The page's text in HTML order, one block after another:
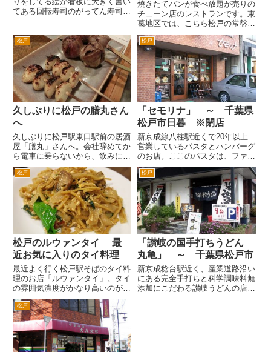
てある回転寿司のがってん寿司。
しては、銚子丸やまぐろ庭みたい
に価格に幅を持たせ絵皿によって
価格を数段階に分けています。...
焼きたてパンが食べ放題が売りの
チェーン店のレストランです。東
葛地区では、こちら松戸の常盤平
店がはじめてじゃないかとおもい
ます。 出来た頃は、すごく混雑
しました。外に行列が出てしまっ
たくらいかと記憶してます。あれ
から何年もたち少しは落ち着い
た...
松戸
久しぶりに松戸の膳丸さん
へ
久しぶりに松戸駅東口駅前の居酒
屋「膳丸」さんへ。会社辞めてか
ら電車に乗らないから、飲みに行
かない。 でもたまには、生存確
認ができないから膳丸さんには顔
をだしとかないと。 お、混んで
いる！年末だし、よいことだ。カ
ウンター席へ。まずは、煮込
み。...
松戸
「セモリナ」 ～ 千葉県
松戸市日暮 ※閉店
新京成線八柱駅近くで20年以上
営業しているパスタとハンバーグ
のお店。ここのパスタは、ファン
の方が結構いらっしゃり、地元の
常連さんが通うお店です。 場所
は、新京成線新八柱駅、武蔵野線
新八柱駅前のロータリーから前の
道を左折してすぐの交差点を右
折...
松戸
松戸のルウァンタイ 最
近お気に入りのタイ料理
最近よく行く松戸駅そばのタイ料
理のお店「ルウァンタイ」。タイ
の雰囲気濃度がかなり高いのが、
お気に入り。タイ人の店員さんも
とても感じよいし。松戸駅東口か
ら５分位歩きます。戸定歴史公園
のそばです。 タイ料理店にき
たら、現地のビールシンハーを
飲...
松戸
「讃岐の国手打ちうどん
丸亀」 ～ 千葉県松戸市
新京成稔台駅近く、産業道路沿い
にある完全手打ちと科学調味料無
添加にこだわる讃岐うどんの店。
松戸